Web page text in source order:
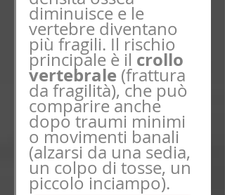
diminuisce e le
vertebre diventano
più fragili. Il rischio
principale è il crollo
vertebrale (frattura
da fragilità), che può
comparire anche
dopo traumi minimi
o movimenti banali
(alzarsi da una sedia,
un colpo di tosse, un
piccolo inciampo).